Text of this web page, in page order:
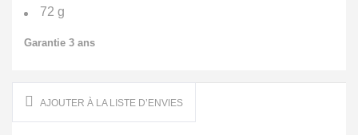
72 g
Garantie 3 ans
AJOUTER À LA LISTE D’ENVIES